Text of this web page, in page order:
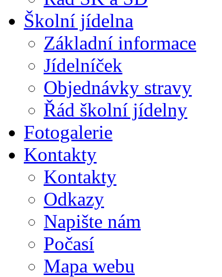
Školní jídelna
Základní informace
Jídelníček
Objednávky stravy
Řád školní jídelny
Fotogalerie
Kontakty
Kontakty
Odkazy
Napište nám
Počasí
Mapa webu